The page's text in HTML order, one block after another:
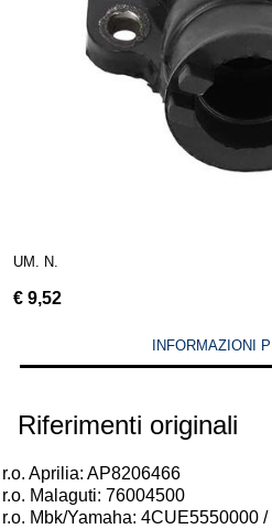
UM. N.
€ 9,52
INFORMAZIONI
Riferimenti originali
r.o. Aprilia: AP8206466
r.o. Malaguti: 76004500
r.o. Mbk/Yamaha: 4CUE5550000